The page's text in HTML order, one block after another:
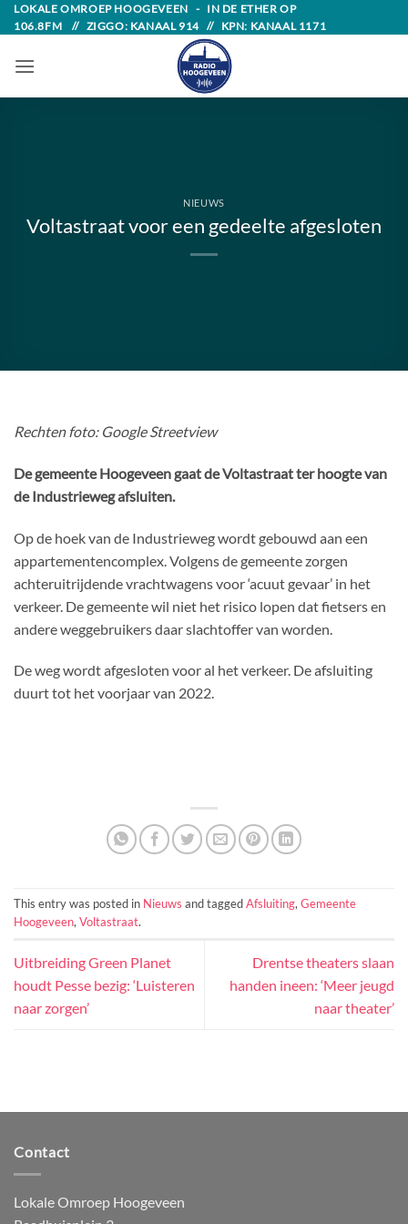
Skip
to
content
LOKALE OMROEP HOOGEVEEN - IN DE ETHER OP
106.8FM // ZIGGO: KANAAL 914 // KPN: KANAAL 1171
NIEUWS
Voltastraat voor een gedeelte afgesloten
Rechten foto: Google Streetview
De gemeente Hoogeveen gaat de Voltastraat ter hoogte van
de Industrieweg afsluiten.
Op de hoek van de Industrieweg wordt gebouwd aan een
appartementencomplex. Volgens de gemeente zorgen
achteruitrijdende vrachtwagens voor ‘acuut gevaar’ in het
verkeer. De gemeente wil niet het risico lopen dat fietsers en
andere weggebruikers daar slachtoffer van worden.
De weg wordt afgesloten voor al het verkeer. De afsluiting
duurt tot het voorjaar van 2022.
This entry was posted in Nieuws and taggedAfsluiting,Gemeente
Hoogeveen,Voltastraat.
Uitbreiding Green Planet
houdt Pesse bezig: ‘Luisteren
naar zorgen’
Drentse theaters slaan
handen ineen: ‘Meer jeugd
naar theater’
Contact
Lokale Omroep Hoogeveen